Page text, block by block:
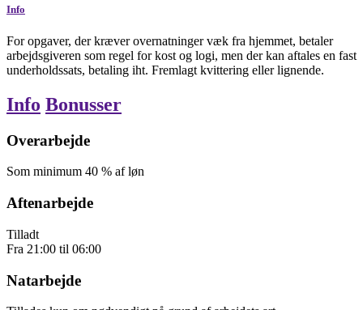
Info
For opgaver, der kræver overnatninger væk fra hjemmet, betaler
arbejdsgiveren som regel for kost og logi, men der kan aftales en fast
underholdssats, betaling iht. Fremlagt kvittering eller lignende.
Info Bonusser
Overarbejde
Som minimum 40 % af løn
Aftenarbejde
Tilladt
Fra 21:00 til 06:00
Natarbejde